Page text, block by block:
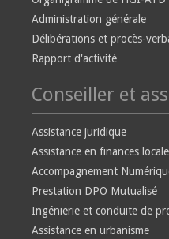
Administration générale
Délibérations et procès-
Rapport d'activité
Conseiller et
Assistance juridique
Assistance en finances
Accompagnement
Prestation DPO Mutualisé
Ingénierie et conduite de
Assistance en urbanisme